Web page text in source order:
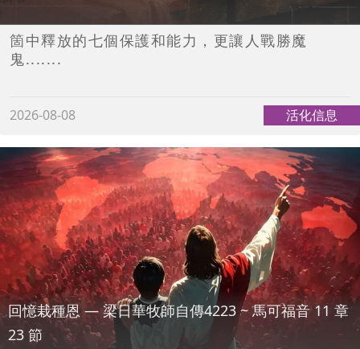
箇中釋放的七個保護和能力，更讓人戰勝魔
鬼.......
2026-08-08 活化信息
回憶栽種恩 — 梁日華牧師自傳4223 ~ 馬可福音 11 章
23 節